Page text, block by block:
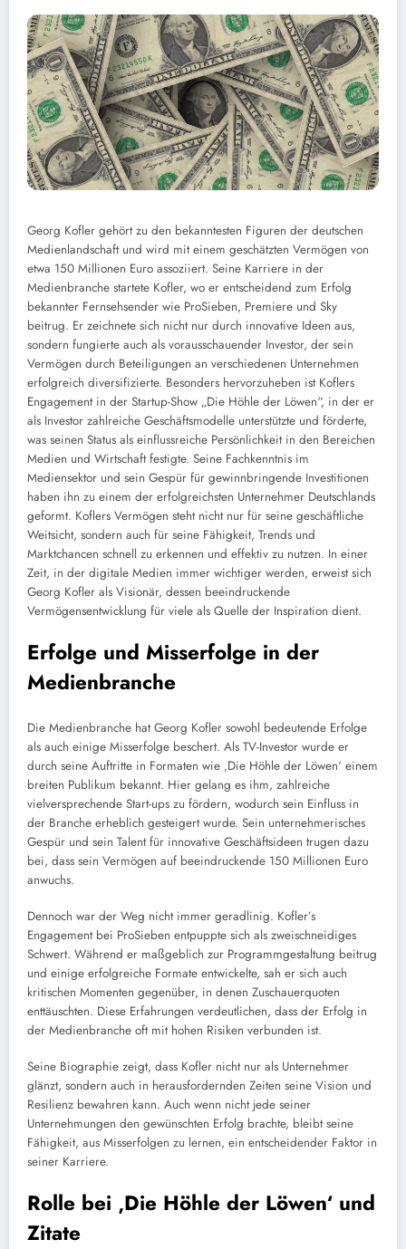
Georg Kofler gehört zu den bekanntesten Figuren der deutschen
Medienlandschaft und wird mit einem geschätzten Vermögen von
etwa 150 Millionen Euro assoziiert. Seine Karriere in der
Medienbranche startete Kofler, wo er entscheidend zum Erfolg
bekannter Fernsehsender wie ProSieben, Premiere und Sky
beitrug. Er zeichnete sich nicht nur durch innovative Ideen aus,
sondern fungierte auch als vorausschauender Investor, der sein
Vermögen durch Beteiligungen an verschiedenen Unternehmen
erfolgreich diversifizierte. Besonders hervorzuheben ist Koflers
Engagement in der Startup-Show „Die Höhle der Löwen“, in der er
als Investor zahlreiche Geschäftsmodelle unterstützte und förderte,
was seinen Status als einflussreiche Persönlichkeit in den Bereichen
Medien und Wirtschaft festigte. Seine Fachkenntnis im
Mediensektor und sein Gespür für gewinnbringende Investitionen
haben ihn zu einem der erfolgreichsten Unternehmer Deutschlands
geformt. Koflers Vermögen steht nicht nur für seine geschäftliche
Weitsicht, sondern auch für seine Fähigkeit, Trends und
Marktchancen schnell zu erkennen und effektiv zu nutzen. In einer
Zeit, in der digitale Medien immer wichtiger werden, erweist sich
Georg Kofler als Visionär, dessen beeindruckende
Vermögensentwicklung für viele als Quelle der Inspiration dient.
Erfolge und Misserfolge in der
Medienbranche
Die Medienbranche hat Georg Kofler sowohl bedeutende Erfolge
als auch einige Misserfolge beschert. Als TV-Investor wurde er
durch seine Auftritte in Formaten wie ‚Die Höhle der Löwen‘ einem
breiten Publikum bekannt. Hier gelang es ihm, zahlreiche
vielversprechende Start-ups zu fördern, wodurch sein Einfluss in
der Branche erheblich gesteigert wurde. Sein unternehmerisches
Gespür und sein Talent für innovative Geschäftsideen trugen dazu
bei, dass sein Vermögen auf beeindruckende 150 Millionen Euro
anwuchs.
Dennoch war der Weg nicht immer geradlinig. Kofler’s
Engagement bei ProSieben entpuppte sich als zweischneidiges
Schwert. Während er maßgeblich zur Programmgestaltung beitrug
und einige erfolgreiche Formate entwickelte, sah er sich auch
kritischen Momenten gegenüber, in denen Zuschauerquoten
enttäuschten. Diese Erfahrungen verdeutlichen, dass der Erfolg in
der Medienbranche oft mit hohen Risiken verbunden ist.
Seine Biographie zeigt, dass Kofler nicht nur als Unternehmer
glänzt, sondern auch in herausfordernden Zeiten seine Vision und
Resilienz bewahren kann. Auch wenn nicht jede seiner
Unternehmungen den gewünschten Erfolg brachte, bleibt seine
Fähigkeit, aus Misserfolgen zu lernen, ein entscheidender Faktor in
seiner Karriere.
Rolle bei ‚Die Höhle der Löwen‘ und
Zitate